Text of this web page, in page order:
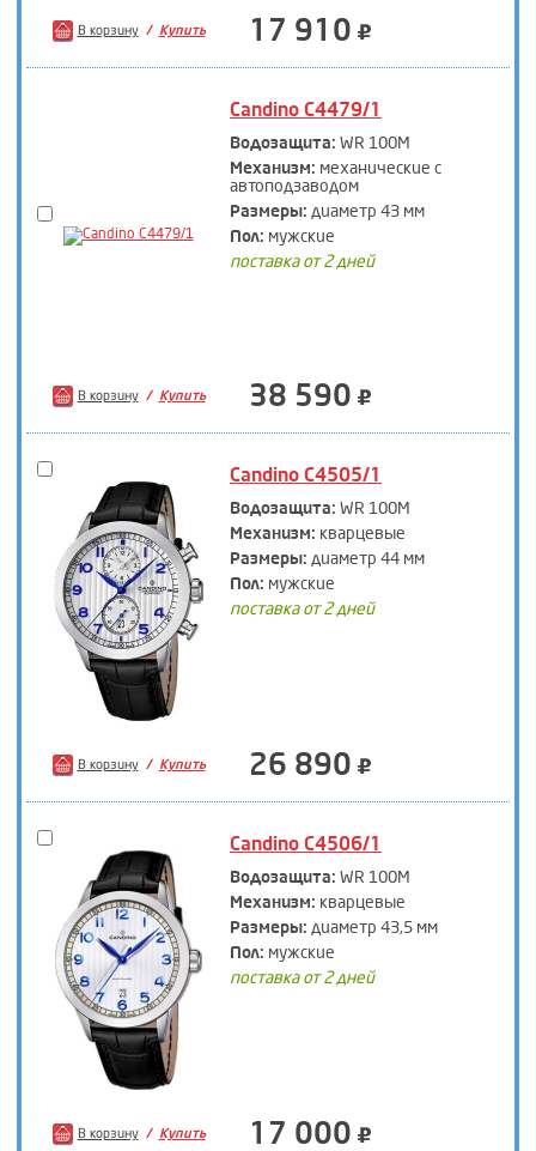
В корзину Купить 17 910
Candino C4479/1
Водозащита: WR 100M
Механизм: механические с
автоподзаводом
Размеры: диаметр 43 мм
Пол: мужские
поставка от 2 дней
В корзину Купить 38 590
Candino C4505/1
Водозащита: WR 100M
Механизм: кварцевые
Размеры: диаметр 44 мм
Пол: мужские
поставка от 2 дней
В корзину Купить 26 890
Candino C4506/1
Водозащита: WR 100M
Механизм: кварцевые
Размеры: диаметр 43,5 мм
Пол: мужские
поставка от 2 дней
В корзину Купить 17 000